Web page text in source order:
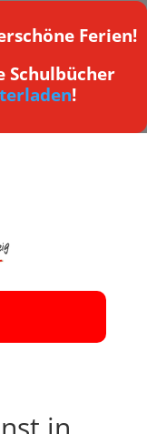
Ferien!
Schulbücher
!